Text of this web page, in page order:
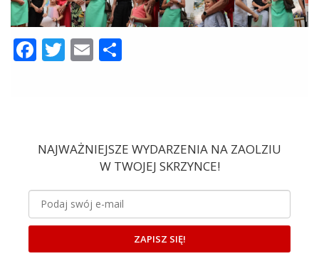
Facebook
Twitter
Email
NAJWAŻNIEJSZE WYDARZENIA NA ZAOLZIU
W TWOJEJ SKRZYNCE!
ZAPISZ SIĘ!